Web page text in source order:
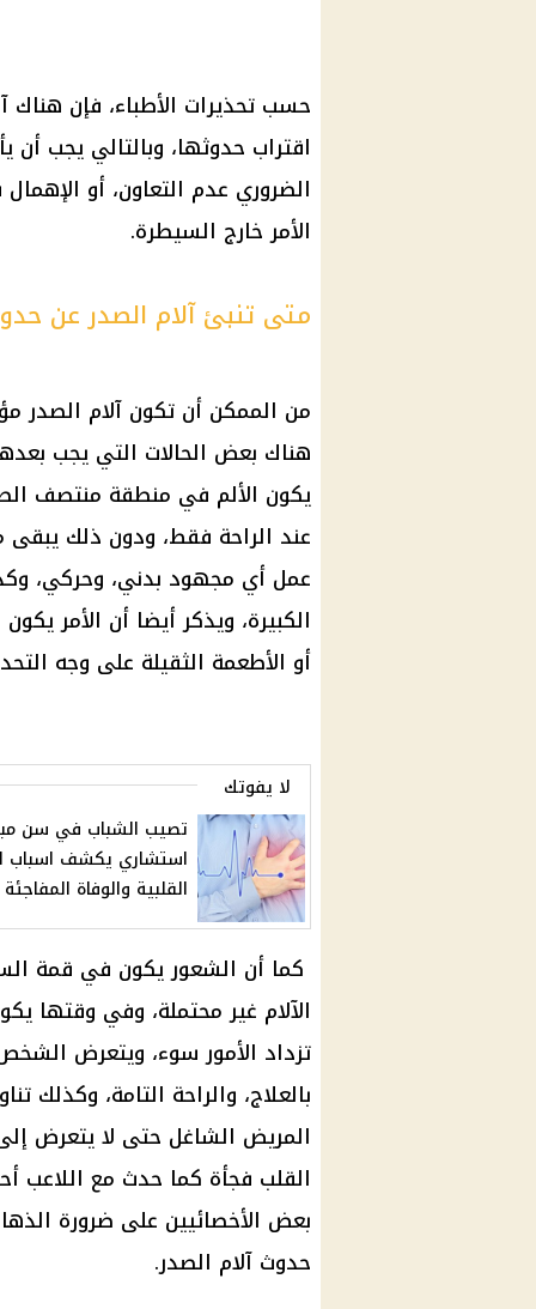
حسب تحذيرات الأطباء، فإن هناك
اقتراب حدوثها، وبالتالي يجب
الضروري عدم التعاون، أو
الأمر خارج السيطرة.
متى تنبئ آلام الصدر عن
من الممكن أن تكون آلام الصدر
هناك بعض الحالات التي يجب
يكون الألم في منطقة منتصف
عند الراحة فقط، ودون ذلك
عمل أي مجهود بدني، وحركي،
الكبيرة، ويذكر أيضا أن الأمر
أو الأطعمة الثقيلة على وجه
لا يفوتك
تصيب الشباب في سن
استشاري يكشف اسباب
القلبية والوفاة المفاجئة
كما أن الشعور يكون في قمة
الآلام غير محتملة، وفي وقتها
تزداد الأمور سوء، ويتعرض الشخص
بالعلاج، والراحة التامة،
المريض الشاغل حتى لا يتعرض
القلب فجأة كما حدث مع اللاعب
حدوث آلام الصدر.